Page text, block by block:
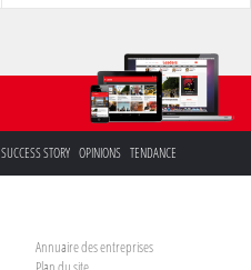
SUCCESS STORY OPINIONS TENDANCE
Annuaire des entreprises